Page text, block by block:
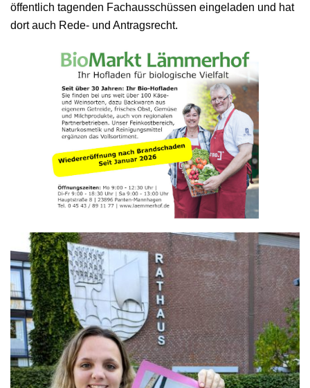
öffentlich tagenden Fachausschüssen eingeladen und hat
dort auch Rede- und Antragsrecht.